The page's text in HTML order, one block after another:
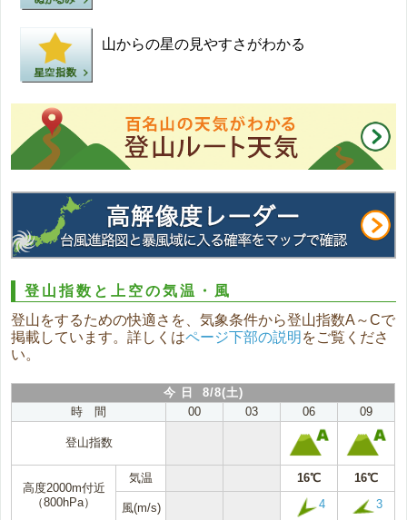
山からの星の見やすさがわかる
登山指数と上空の気温・風
登山をするための快適さを、気象条件から登山指数A～Cで
掲載しています。詳しくはページ下部の説明 をご覧くださ
い。
今 日 8/8(土)
時 間
00 03 06 09
登山指数
高度2000m付近
（800hPa）
気温 16℃ 16℃
風(m/s) 4 3